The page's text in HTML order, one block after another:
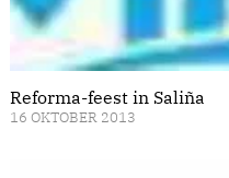
Reforma-feest in Saliña
16 OKTOBER 2013